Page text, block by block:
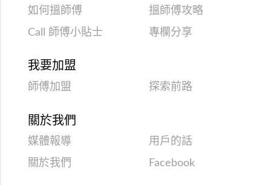
如何搵師傅
搵師傅攻略
Call 師傅小貼士
專欄分享
我要加盟
師傅加盟 探索前路
關於我們
媒體報導
用戶的話
關於我們
Facebook